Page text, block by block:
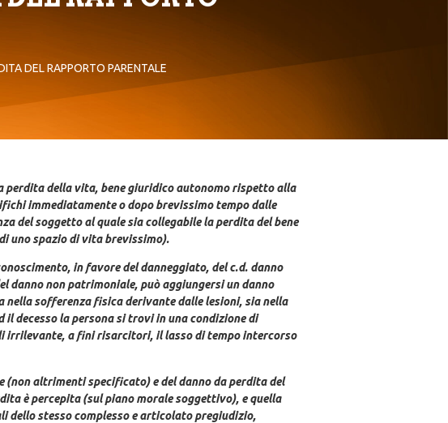
DEL RAPPORTO PARENTALE
perdita della vita, bene giuridico autonomo rispetto alla
immediatamente o dopo brevissimo tempo dalle
del soggetto al quale sia collegabile la perdita del bene
uno spazio di vita brevissimo).
in favore del danneggiato, del c.d. danno
danno non patrimoniale, può aggiungersi un danno
sofferenza fisica derivante dalle lesioni, sia nella
decesso la persona si trovi in una condizione di
irrilevante, a fini risarcitori, il lasso di tempo intercorso
altrimenti specificato) e del danno da perdita del
è percepita (sul piano morale soggettivo), e quella
dello stesso complesso e articolato pregiudizio,